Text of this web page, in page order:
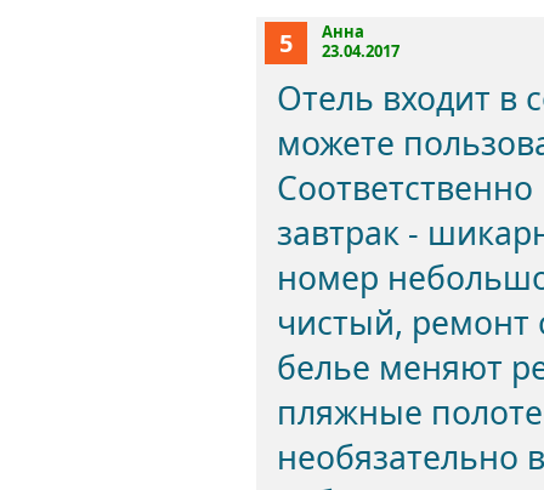
5
Анна
23.04.2017
Отель входит в
можете
завтрак -
номер
чистый,
белье меняют
пляжные
необязательно